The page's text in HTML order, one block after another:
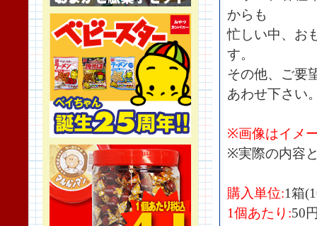
からも
忙しい中、お
す。
その他、ご要
あわせ下さい
※画像はイメ
※実際の内容
購入単位:1箱
1個あたり:50